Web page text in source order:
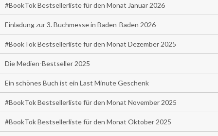
#BookTok Bestsellerliste für den Monat Januar 2026
Einladung zur 3. Buchmesse in Baden-Baden 2026
#BookTok Bestsellerliste für den Monat Dezember 2025
Die Medien-Bestseller 2025
Ein schönes Buch ist ein Last Minute Geschenk
#BookTok Bestsellerliste für den Monat November 2025
#BookTok Bestsellerliste für den Monat Oktober 2025